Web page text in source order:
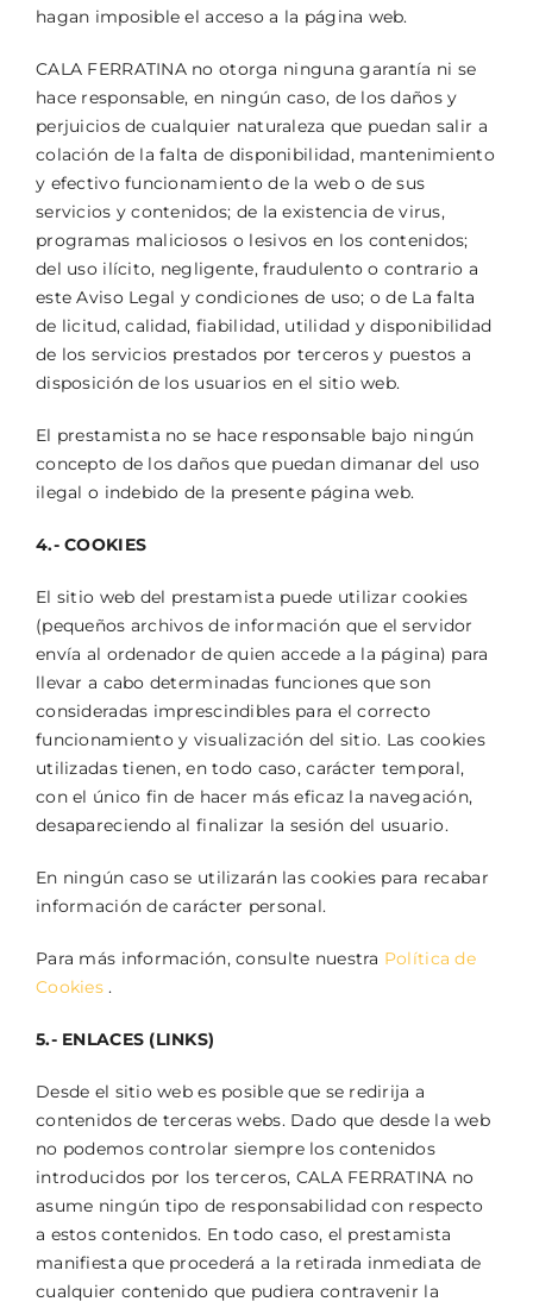
hagan imposible el acceso a la página web.
CALA FERRATINA no otorga ninguna garantía ni se
hace responsable, en ningún caso, de los daños y
perjuicios de cualquier naturaleza que puedan salir a
colación de la falta de disponibilidad, mantenimiento
y efectivo funcionamiento de la web o de sus
servicios y contenidos; de la existencia de virus,
programas maliciosos o lesivos en los contenidos;
del uso ilícito, negligente, fraudulento o contrario a
este Aviso Legal y condiciones de uso; o de La falta
de licitud, calidad, fiabilidad, utilidad y disponibilidad
de los servicios prestados por terceros y puestos a
disposición de los usuarios en el sitio web.
El prestamista no se hace responsable bajo ningún
concepto de los daños que puedan dimanar del uso
ilegal o indebido de la presente página web.
4.- COOKIES
El sitio web del prestamista puede utilizar cookies
(pequeños archivos de información que el servidor
envía al ordenador de quien accede a la página) para
llevar a cabo determinadas funciones que son
consideradas imprescindibles para el correcto
funcionamiento y visualización del sitio. Las cookies
utilizadas tienen, en todo caso, carácter temporal,
con el único fin de hacer más eficaz la navegación,
desapareciendo al finalizar la sesión del usuario.
En ningún caso se utilizarán las cookies para recabar
información de carácter personal.
Para más información, consulte nuestra Política de
Cookies.
5.- ENLACES (LINKS)
Desde el sitio web es posible que se redirija a
contenidos de terceras webs. Dado que desde la web
no podemos controlar siempre los contenidos
introducidos por los terceros, CALA FERRATINA no
asume ningún tipo de responsabilidad con respecto
a estos contenidos. En todo caso, el prestamista
manifiesta que procederá a la retirada inmediata de
cualquier contenido que pudiera contravenir la